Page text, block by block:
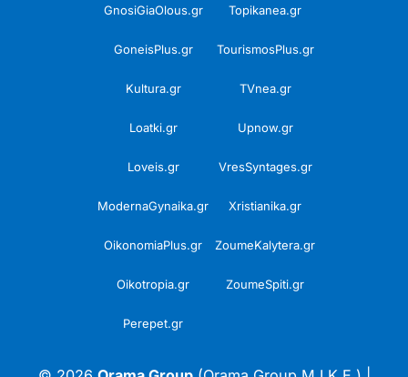
GnosiGiaOlous.gr Topikanea.gr
GoneisPlus.gr TourismosPlus.gr
Kultura.gr TVnea.gr
Loatki.gr Upnow.gr
Loveis.gr VresSyntages.gr
ModernaGynaika.gr Xristianika.gr
OikonomiaPlus.gr ZoumeKalytera.gr
Oikotropia.gr ZoumeSpiti.gr
Perepet.gr